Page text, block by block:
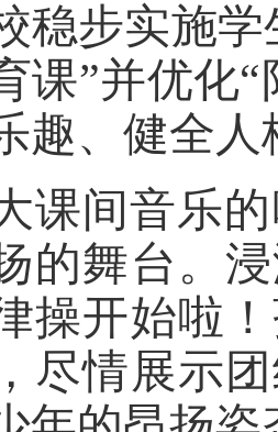
稳步实施
课”并优化
趣、健全
课间音乐
的舞台。
操开始啦
尽情展示